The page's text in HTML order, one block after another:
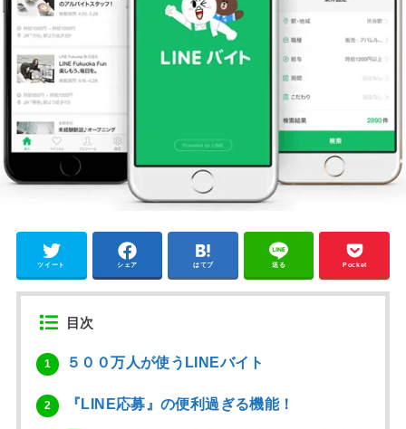
ツイート シェア はてブ 送る Pocket
目次
1 ５００万人が使うLINEバイト
2 『LINE応募』の便利過ぎる機能！